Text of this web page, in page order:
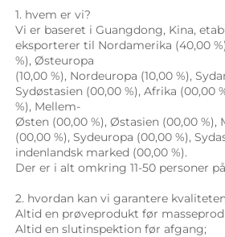
1. hvem er vi?
Vi er baseret i Guangdong, Kina,
eksporterer til Nordamerika (40,00
%), Østeuropa
(10,00 %), Nordeuropa (10,00 %),
Sydøstasien (00,00 %), Afrika (00,00
%), Mellem-
Østen (00,00 %), Østasien (00,00 %),
(00,00 %), Sydeuropa (00,00 %),
indenlandsk marked (00,00 %).
Der er i alt omkring 11-50 personer
2. hvordan kan vi garantere
Altid en prøveprodukt før
Altid en slutinspektion før afgang;